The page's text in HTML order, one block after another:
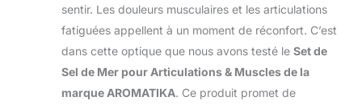
sentir. Les douleurs musculaires et les articulations
fatiguées appellent à un moment de réconfort. C’est
dans cette optique que nous avons testé le Set de
Sel de Mer pour Articulations & Muscles de la
marque AROMATIKA. Ce produit promet de